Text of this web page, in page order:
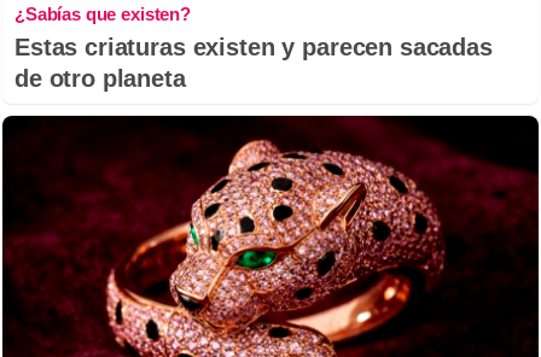
¿Sabías que existen?
Estas criaturas existen y parecen sacadas
de otro planeta